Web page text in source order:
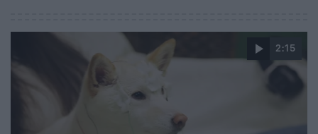
2:15